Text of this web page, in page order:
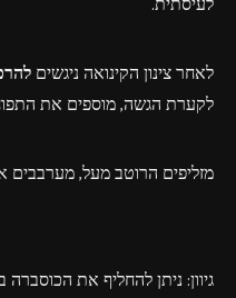
לאחר צינון הקינואה ניגשים
לקערת הגשה, מוספים את
מזליפים הרוטב מעל, מערבבים
גיוון: ניתן להחליף את הכוסברה